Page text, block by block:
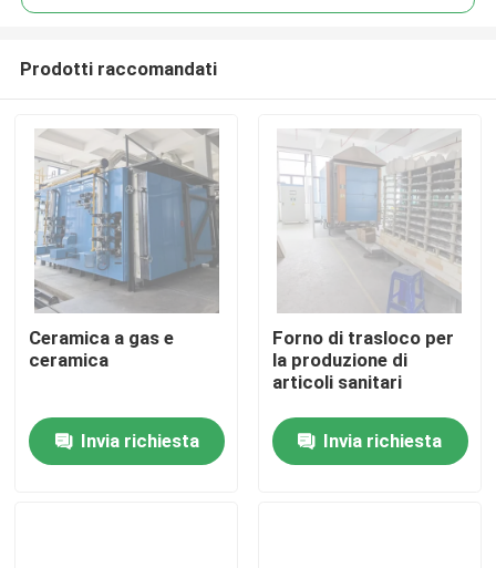
Casa
Prodotti
Prodotti raccomandati
Ceramica a gas e
ceramica
Invia richiesta
Forno di trasloco per
la produzione di
articoli sanitari
Invia richiesta